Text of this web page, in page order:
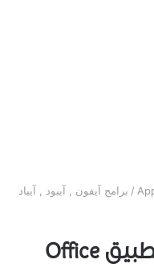
/ برامج آيفون , آيبود , آيباد
مايكروسوفت تطلق تطبيق Office